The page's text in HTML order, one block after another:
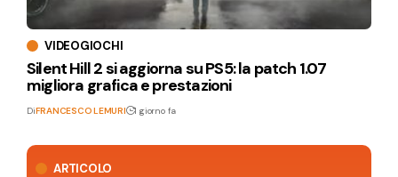
ARTICOLO
VIDEOGIOCHI
Silent Hill 2 si aggiorna su PS5: la patch 1.07
migliora grafica e prestazioni
DiFRANCESCO LEMURI 1 giorno fa